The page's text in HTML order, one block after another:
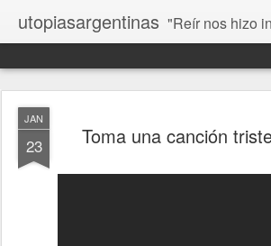
utopiasargentinas "Reír nos hizo invencibles. No como los que siempre ganan, sino
JAN
23 Toma una canción